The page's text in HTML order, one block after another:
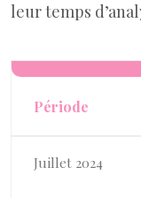
leur temps
Période
Juillet 2024